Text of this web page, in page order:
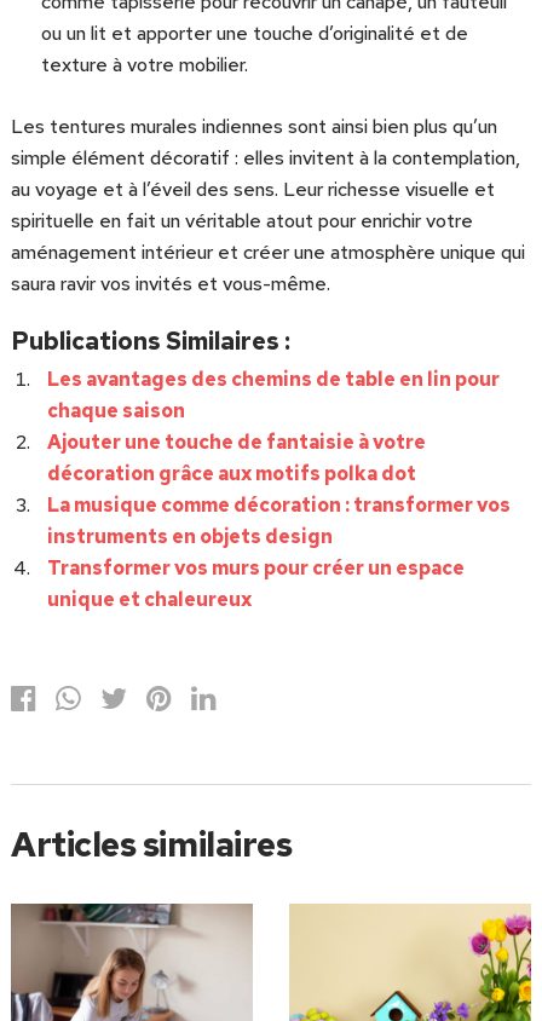
ou un lit et apporter une touche d’originalité et de
texture à votre mobilier.
Les tentures murales indiennes sont ainsi bien plus qu’un
simple élément décoratif : elles invitent à la contemplation,
au voyage et à l’éveil des sens. Leur richesse visuelle et
spirituelle en fait un véritable atout pour enrichir votre
aménagement intérieur et créer une atmosphère unique qui
saura ravir vos invités et vous-même.
Publications Similaires :
Les avantages des chemins de table en lin pour
chaque saison
Ajouter une touche de fantaisie à votre
décoration grâce aux motifs polka dot
La musique comme décoration : transformer vos
instruments en objets design
Transformer vos murs pour créer un espace
unique et chaleureux
Articles similaires